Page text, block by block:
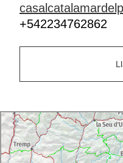
+542234762862